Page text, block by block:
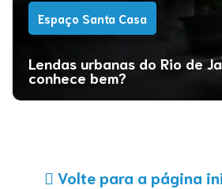
Espaço Santa Casa
Lendas urbanas do Rio de
conhece bem?
Volte para a página